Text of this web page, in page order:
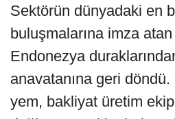
Sektörün dünyadaki en
buluşmalarına imza
Endonezya
anavatanına geri döndü.
yem, bakliyat üretim